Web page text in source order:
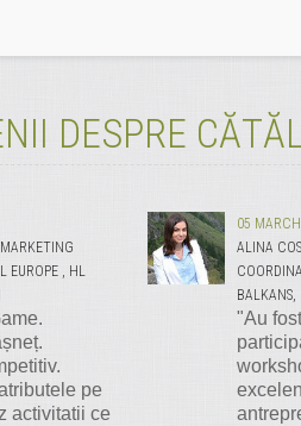
DESPRE
EUROPE , HL
pe
activitatii ce
05
ALINA
BALKANS,
"Au